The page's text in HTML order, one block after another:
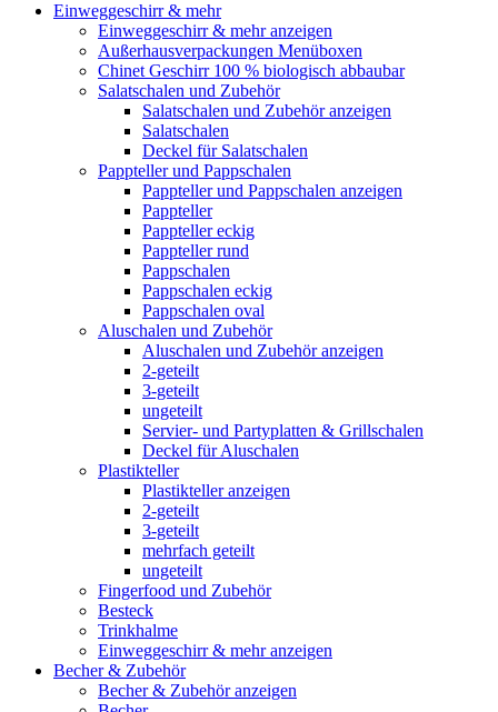
Einweggeschirr & mehr
Einweggeschirr & mehr anzeigen
Außerhausverpackungen Menüboxen
Chinet Geschirr 100 % biologisch abbaubar
Salatschalen und Zubehör
Salatschalen und Zubehör anzeigen
Salatschalen
Deckel für Salatschalen
Pappteller und Pappschalen
Pappteller und Pappschalen anzeigen
Pappteller
Pappteller eckig
Pappteller rund
Pappschalen
Pappschalen eckig
Pappschalen oval
Aluschalen und Zubehör
Aluschalen und Zubehör anzeigen
2-geteilt
3-geteilt
ungeteilt
Servier- und Partyplatten & Grillschalen
Deckel für Aluschalen
Plastikteller
Plastikteller anzeigen
2-geteilt
3-geteilt
mehrfach geteilt
ungeteilt
Fingerfood und Zubehör
Besteck
Trinkhalme
Einweggeschirr & mehr anzeigen
Becher & Zubehör
Becher & Zubehör anzeigen